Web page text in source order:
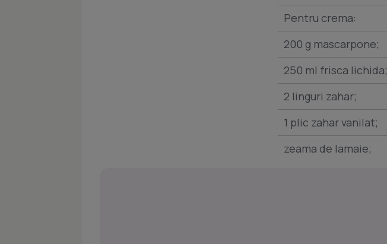
Pentru crema:
200 g mascarpone;
250 ml frisca lichida;
2 linguri zahar;
1 plic zahar vanilat;
zeama de lamaie;